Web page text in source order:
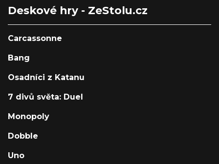
Deskové hry - ZeStolu.cz
Carcassonne
Bang
Osadníci z Katanu
7 divů světa: Duel
Monopoly
Dobble
Uno